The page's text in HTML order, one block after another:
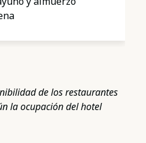
de los restaurantes
la ocupación del hotel